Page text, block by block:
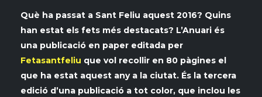
Què ha passat a Sant Feliu aquest 2016? Quins
han estat els fets més destacats? L’Anuari és
una publicació en paper editada per
Fetasantfeliu que vol recollir en 80 pàgines el
que ha estat aquest any a la ciutat. És la tercera
edició d’una publicació a tot color, que inclou les